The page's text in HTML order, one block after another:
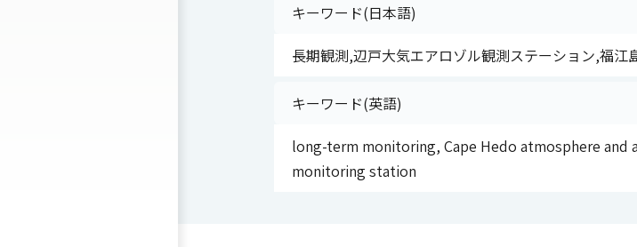
キーワード(日本語)
長期観測,辺戸大気エアロゾル観測ステーション,福江
キーワード(英語)
long-term monitoring, Cape Hedo atmosphere
monitoring station